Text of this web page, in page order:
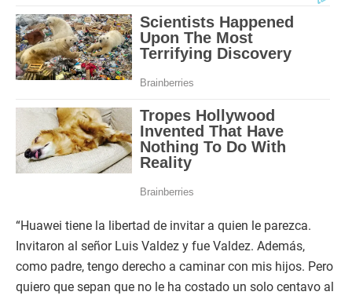
“Huawei tiene la libertad de invitar a quien le parezca.
Invitaron al señor Luis Valdez y fue Valdez. Además,
como padre, tengo derecho a caminar con mis hijos. Pero
quiero que sepan que no le ha costado un solo centavo al